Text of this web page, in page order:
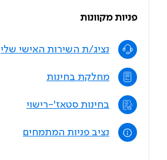
פניות מקוונות
נציג/ת השירות האישי שלי
מחלקת בחינות
בחינות סטאז'-רישוי
נציב פניות המתמחים